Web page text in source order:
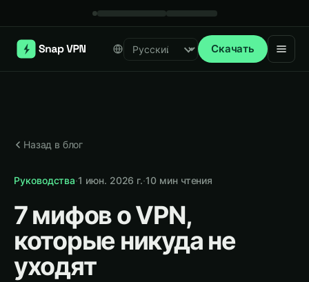
Select language Скачать
Назад в блог
Руководства·1 июн. 2026 г.·10 мин чтения
7 мифов о VPN,
которые никуда не
уходят